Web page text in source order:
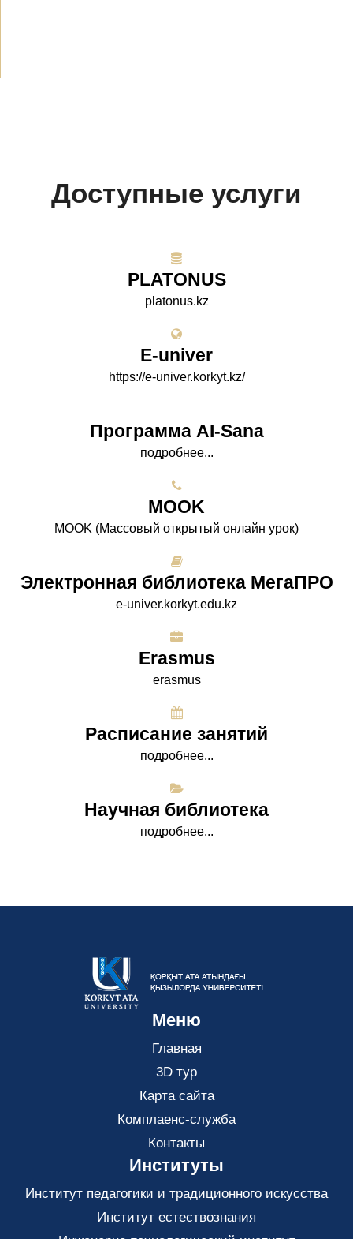
Доступные услуги
PLATONUS
platonus.kz
E-univer
https://e-univer.korkyt.kz/
Программа AI-Sana
подробнее...
МООK
МООK (Массовый открытый онлайн урок)
Электронная библиотека МегаПРО
e-univer.korkyt.edu.kz
Erasmus
erasmus
Расписание занятий
подробнее...
Научная библиотека
подробнее...
Меню
Главная
3D тур
Карта сайта
Комплаенс-служба
Контакты
Институты
Институт педагогики и традиционного искусства
Институт естествознания